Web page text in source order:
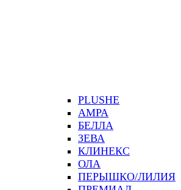
PLUSHE
АМРА
БЕЛЛА
ЗЕВА
КЛИНЕКС
ОЛА
ПЕРЫШКО/ЛИЛИЯ